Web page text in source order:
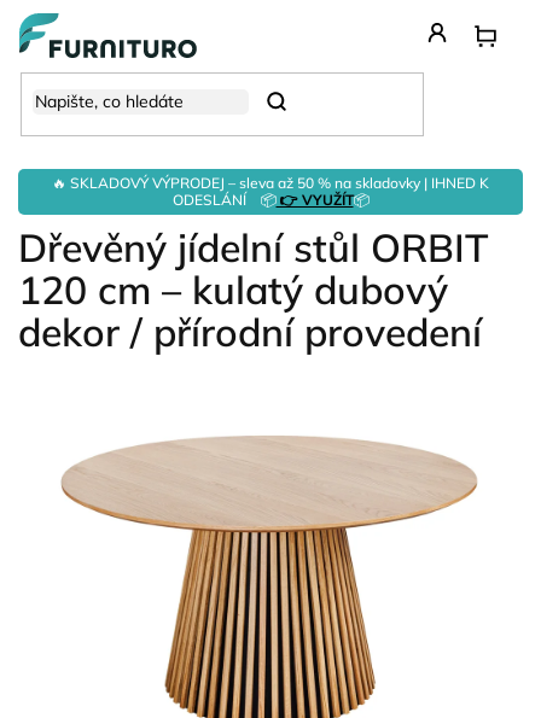
Přejít
obsah
🔥 SKLADOVÝ VÝPRODEJ – sleva až 50 % na skladovky | IHNED K
ODESLÁNÍ 📦👉 VYUŽÍT📦
Hledat
Dřevěný jídelní stůl ORBIT
120 cm – kulatý dubový
dekor / přírodní provedení